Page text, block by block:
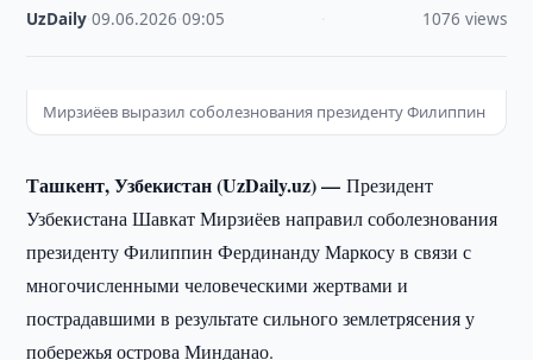
UzDaily ·09.06.2026 ·09:05 1076 views
Мирзиёев выразил соболезнования президенту Филиппин
Ташкент, Узбекистан (UzDaily.uz) —Президент
Узбекистана Шавкат Мирзиёев направил соболезнования
президенту Филиппин Фердинанду Маркосу в связи с
многочисленными человеческими жертвами и
пострадавшими в результате сильного землетрясения у
побережья острова Минданао.